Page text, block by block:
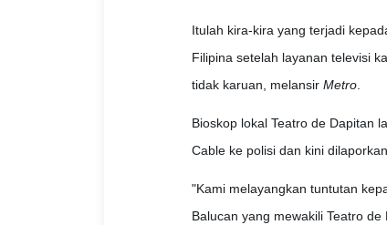
Itulah kira-kira yang terjadi
Filipina setelah layanan televisi
tidak karuan, melansir Metro.
Bioskop lokal Teatro de Dapitan
Cable ke polisi dan kini
"Kami melayangkan tuntutan
Balucan yang mewakili Teatro de